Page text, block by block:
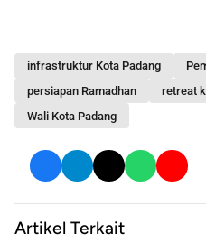
infrastruktur Kota Padang
persiapan Ramadhan
retreat
Wali Kota Padang
Artikel Terkait